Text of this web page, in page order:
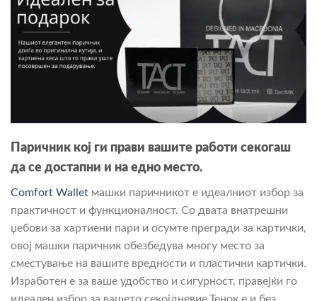
Паричник кој ги прави вашите работи секогаш
да се достапни и на едно место.
Comfort Wallet машки паричникот е идеалниот избор за
практичност и функционалност. Со двата внатрешни
џебови за хартиени пари и осумте прегради за картички,
овој машки паричник обезбедува многу место за
сместување на вашите вредности и пластични картички.
Изработен е за ваше удобство и сигурност, правејќи го
идеален избор за вашето секојдневие.Тенок е и без